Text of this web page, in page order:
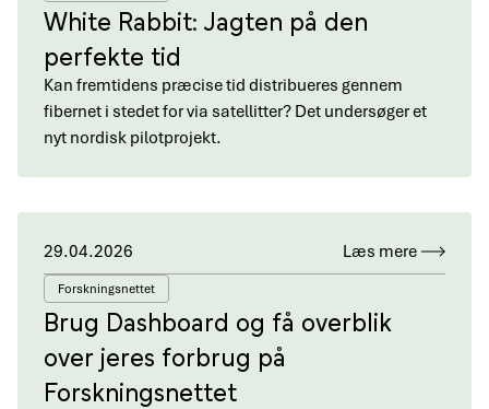
White Rabbit: Jagten på den
perfekte tid
Kan fremtidens præcise tid distribueres gennem
fibernet i stedet for via satellitter? Det undersøger et
nyt nordisk pilotprojekt.
29.04.2026 Læs mere
Forskningsnettet
Brug Dashboard og få overblik
over jeres forbrug på
Forskningsnettet